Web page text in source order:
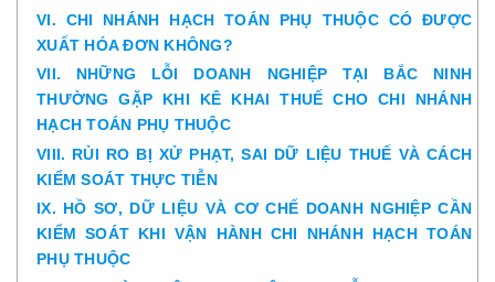
VI. CHI NHÁNH HẠCH TOÁN PHỤ THUỘC CÓ ĐƯỢC
XUẤT HÓA ĐƠN KHÔNG?
VII. NHỮNG LỖI DOANH NGHIỆP TẠI BẮC NINH
THƯỜNG GẶP KHI KÊ KHAI THUẾ CHO CHI NHÁNH
HẠCH TOÁN PHỤ THUỘC
VIII. RỦI RO BỊ XỬ PHẠT, SAI DỮ LIỆU THUẾ VÀ CÁCH
KIỂM SOÁT THỰC TIỄN
IX. HỒ SƠ, DỮ LIỆU VÀ CƠ CHẾ DOANH NGHIỆP CẦN
KIỂM SOÁT KHI VẬN HÀNH CHI NHÁNH HẠCH TOÁN
PHỤ THUỘC